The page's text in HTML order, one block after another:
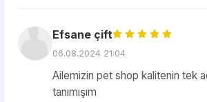
Efsane çift
06.08.2024 21:04
Ailemizin pet shop kalitenin tek
tanımışım